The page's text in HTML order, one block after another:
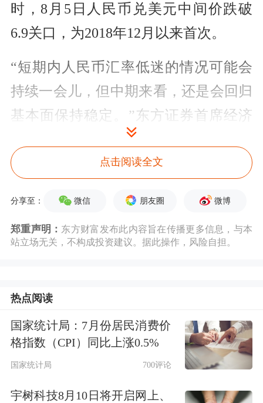
时，8月5日人民币兑美元中间价跌破
6.9关口，为2018年12月以来首次。
“短期内人民币汇率低迷的情况可能会
持续一会儿，但中期来看，还是会回归
基本面保持稳定。”东方证券首席经济
学家邵宇表示，“此外还要看央行态
度，要不要呵护、怎么呵护，目前来看
随着离岸市场人民币的快速下跌，在岸
跌破7关口。“我们完全没有想到会突然
下跌，此前以为谈得差不多了，就增大
了对人民币进行远期锁汇的比例，但没
写到突然破7了。”浙江地区某纺织品出
口企业负责人表示，“以往汇率下跌时
点击阅读全文
分享至： 微信 朋友圈 微博
郑重声明： 东方财富发布此内容旨在传播更多信息，与本
站立场无关，不构成投资建议。据此操作，风险自担。
热点阅读
国家统计局：7月份居民消费价
格指数（CPI）同比上涨0.5%
国家统计局 700评论
宇树科技8月10日将开启网上、